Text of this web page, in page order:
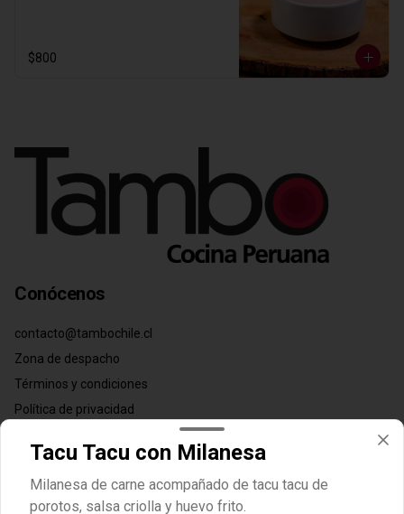
$800
Conócenos
contacto@tambochile.cl
Zona de despacho
Términos y condiciones
Política de privacidad
Redes sociales
Instagram
Tacu Tacu con Milanesa
Milanesa de carne acompañado de tacu tacu de
porotos, salsa criolla y huevo frito.